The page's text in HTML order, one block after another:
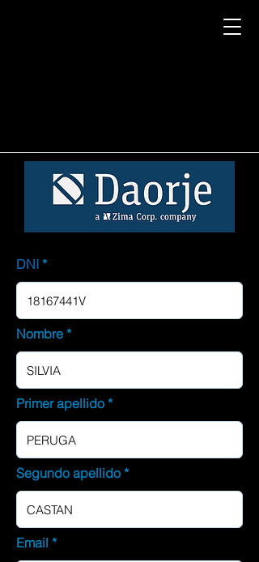
DNI
Nombre
Primer apellido
Segundo apellido
Email